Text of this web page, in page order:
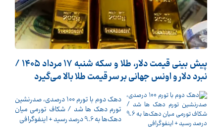
پیش ‌بینی قیمت دلار، طلا و سکه شنبه ۱۷ مرداد ۱۴۰۵ /
نبرد دلار و اونس جهانی بر سر قیمت طلا بالا می‌گیرد
دهک دوم با تورم 100 درصدی، صدرنشین
تورم دهک ها شد / شکاف تورمی میان
دهک‌ها به 9.6 درصد رسید + اینفوگرافی